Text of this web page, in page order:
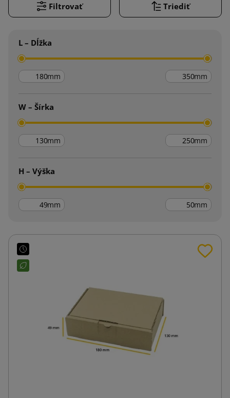
Filtrovať Triediť
L – Dĺžka
mm mm
W – Šírka
mm mm
H – Výška
mm mm